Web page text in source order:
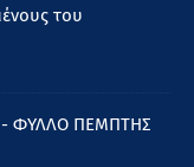
του
ΦΥΛΛΟ ΠΕΜΠΤΗΣ